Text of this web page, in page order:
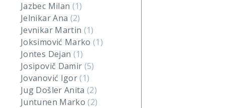
Jazbec Milan (1)
Jelnikar Ana (2)
Jevnikar Martin (1)
Joksimović Marko(1)
Jontes Dejan (1)
Josipovič Damir (5)
Jovanović Igor(1)
Jug Došler Anita(2)
Juntunen Marko(2)